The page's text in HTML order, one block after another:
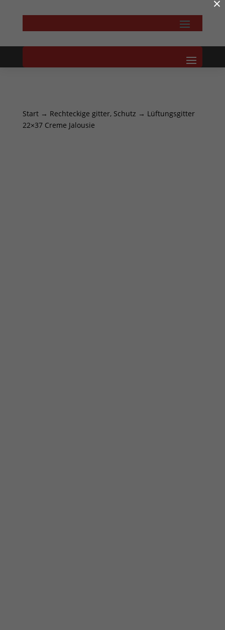
Start→ Rechteckige gitter, Schutz → Lüftungsgitter
22×37 Creme Jalousie